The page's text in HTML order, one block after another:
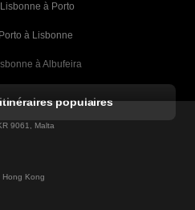
à Porto
à Lisbonne
à Albufeira
à Lagos
à Madrid
populaires
9061, Malta
Hong Kong